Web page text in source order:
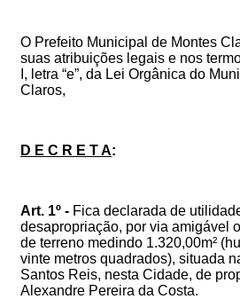
O Prefeito Municipal de Montes
suas atribuições legais e nos
I, letra “e”, da Lei Orgânica do
Claros,
D E C R E T A:
Art. 1º - Fica declarada de
desapropriação, por via amigável
de terreno medindo 1.320,00m²
vinte metros quadrados), situada
Santos Reis, nesta Cidade, de
Alexandre Pereira da Costa.